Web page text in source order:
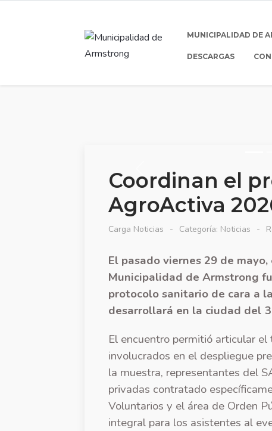
MUNICIPALIDAD DE
DESCARGAS
Coordinan el
AgroActiva
Carga Noticias Categoría: Noticias
El pasado viernes 29 de
Municipalidad de Armstrong
protocolo sanitario de cara a
desarrollará en la ciudad del
El encuentro permitió articular
involucrados en el despliegue
la muestra, representantes del
privadas contratado
Voluntarios y el área de Orden
integral para los asistentes al